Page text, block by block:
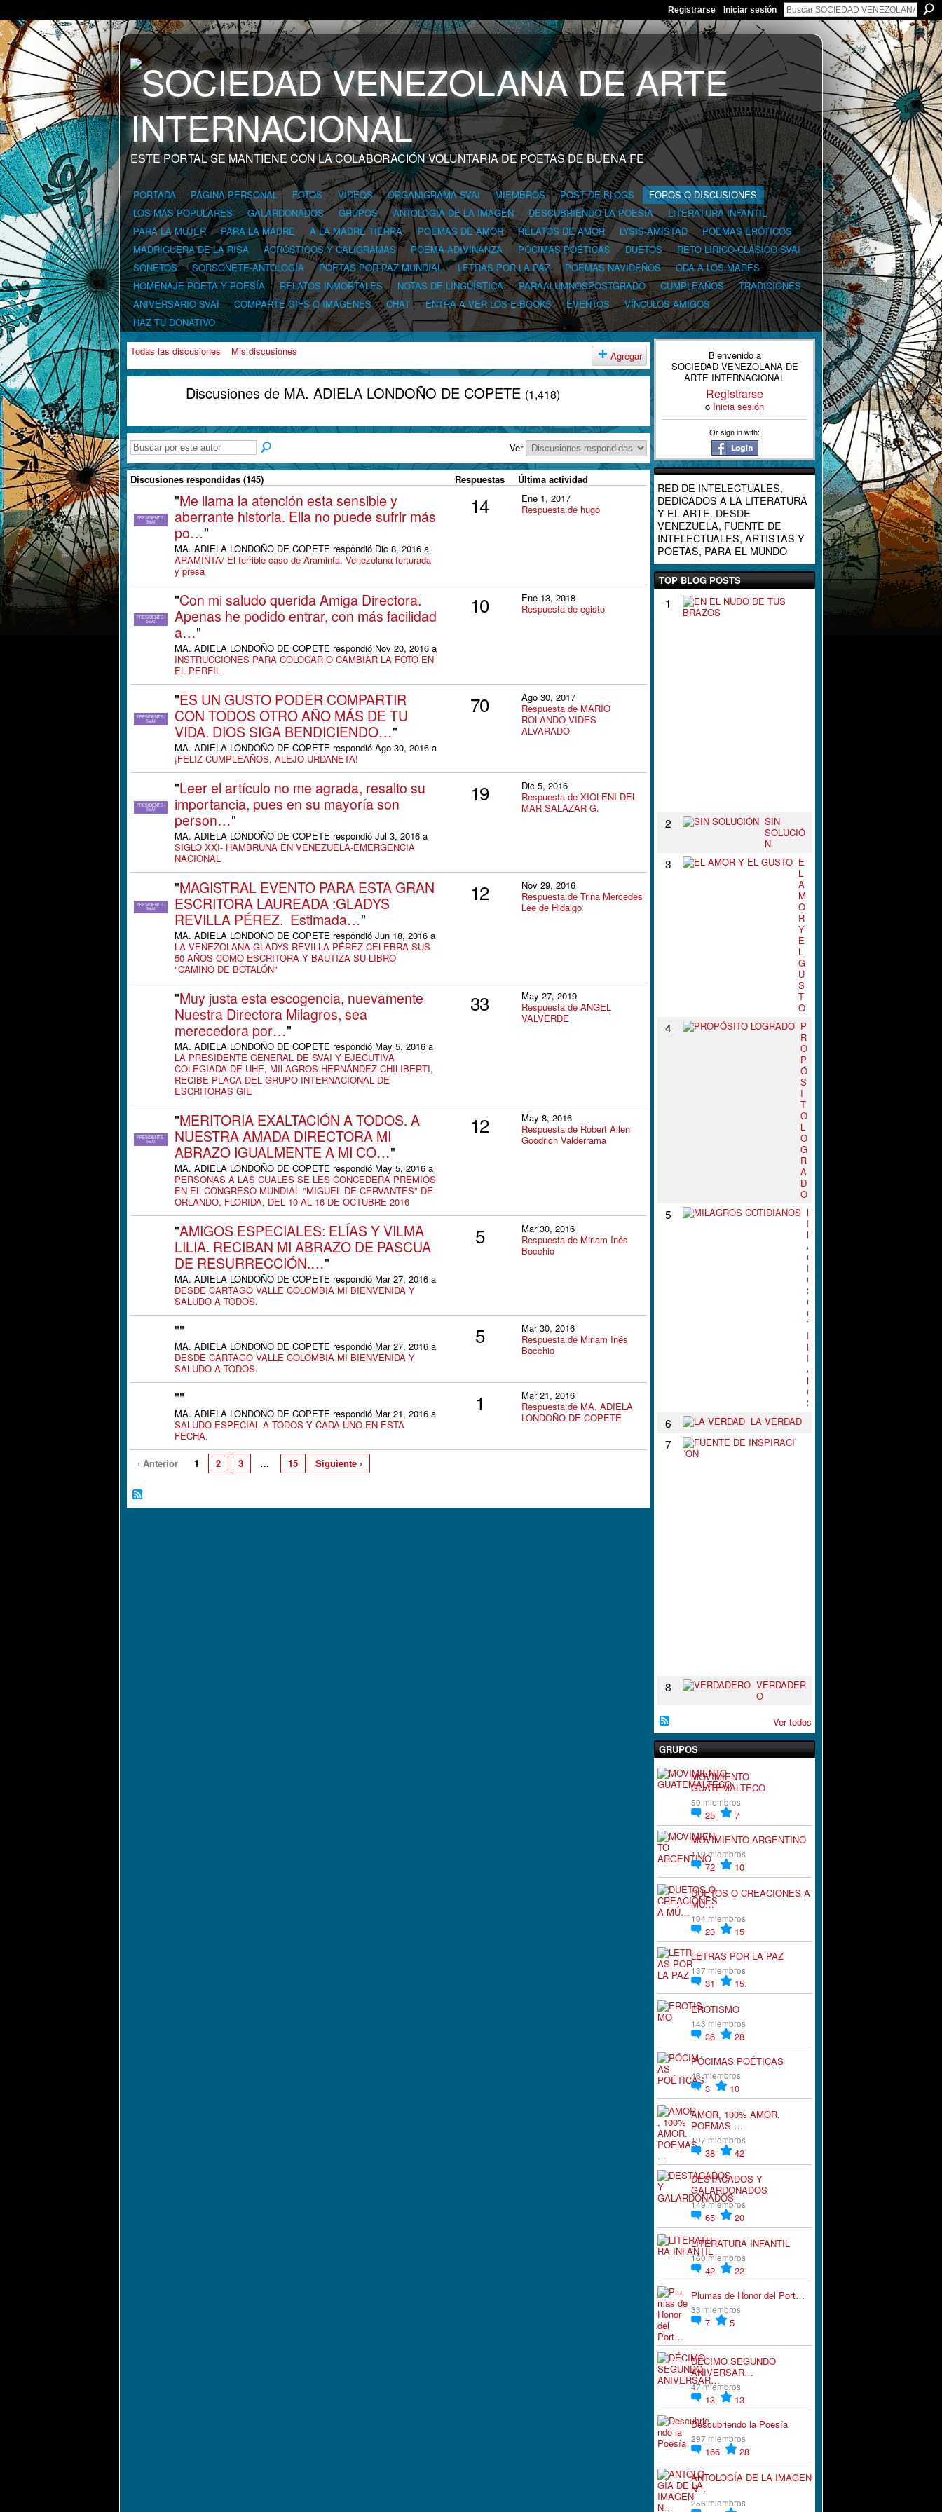
Registrarse Iniciar sesión
ESTE PORTAL SE MANTIENE CON LA COLABORACIÓN VOLUNTARIA DE POETAS DE BUENA FE
PORTADA PÁGINA PERSONAL FOTOS VIDEOS ORGANIGRAMA SVAI MIEMBROS POST DE BLOGS
FOROS O DISCUSIONES
LOS MÁS POPULARES
GALARDONADOS GRUPOS ANTOLOGÍA DE LA IMAGEN DESCUBRIENDO LA POESÍA
LITERATURA INFANTIL
PARA LA MUJER
PARA LA MADRE A LA MADRE TIERRA POEMAS DE AMOR RELATOS DE AMOR LYSIS-AMISTAD
POEMAS ERÓTICOS
MADRIGUERA DE LA RISA
ACRÓSTICOS Y CALIGRAMAS POEMA-ADIVINANZA PÓCIMAS POÉTICAS DUETOS
RETO LÍRICO-CLÁSICO SVAI
SONETOS
SORSONETE-ANTOLOGÍA POETAS POR PAZ MUNDIAL LETRAS POR LA PAZ POEMAS NAVIDEÑOS
ODA A LOS MARES
HOMENAJE POETA Y POESÍA
RELATOS INMORTALES NOTAS DE LINGÜÍSTICA PARAALUMNOSPOSTGRADO CUMPLEAÑOS
TRADICIONES
ANIVERSARIO SVAI
COMPARTE GIFS O IMÁGENES CHAT ENTRA A VER LOS E-BOOKS EVENTOS
VÍNCULOS AMIGOS
HAZ TU DONATIVO
Todas las discusiones Mis discusiones Agregar
Discusiones de MA. ADIELA LONDOÑO DE COPETE (1,418)
Ver
Discusiones respondidas (145) Respuestas Última actividad
PRESIDENTE-
SVAI
"Me llama la atención esta sensible y
aberrante historia. Ella no puede sufrir más
po…"
MA. ADIELA LONDOÑO DE COPETE respondió Dic 8, 2016 a
ARAMINTA/ El terrible caso de Araminta: Venezolana torturada
y presa
14
Ene 1, 2017
Respuesta de hugo
PRESIDENTE-
SVAI
"Con mi saludo querida Amiga Directora.
Apenas he podido entrar, con más facilidad
a…"
MA. ADIELA LONDOÑO DE COPETE respondió Nov 20, 2016 a
INSTRUCCIONES PARA COLOCAR O CAMBIAR LA FOTO EN
EL PERFIL
10
Ene 13, 2018
Respuesta de egisto
PRESIDENTE-
SVAI
"ES UN GUSTO PODER COMPARTIR
CON TODOS OTRO AÑO MÁS DE TU
VIDA. DIOS SIGA BENDICIENDO…"
MA. ADIELA LONDOÑO DE COPETE respondió Ago 30, 2016 a
¡FELIZ CUMPLEAÑOS, ALEJO URDANETA!
70
Ago 30, 2017
Respuesta de MARIO
ROLANDO VIDES
ALVARADO
PRESIDENTE-
SVAI
"Leer el artículo no me agrada, resalto su
importancia, pues en su mayoría son
person…"
MA. ADIELA LONDOÑO DE COPETE respondió Jul 3, 2016 a
SIGLO XXI- HAMBRUNA EN VENEZUELA-EMERGENCIA
NACIONAL
19
Dic 5, 2016
Respuesta de XIOLENI DEL
MAR SALAZAR G.
PRESIDENTE-
SVAI
"MAGISTRAL EVENTO PARA ESTA GRAN
ESCRITORA LAUREADA :GLADYS
REVILLA PÉREZ. Estimada…"
MA. ADIELA LONDOÑO DE COPETE respondió Jun 18, 2016 a
LA VENEZOLANA GLADYS REVILLA PÉREZ CELEBRA SUS
50 AÑOS COMO ESCRITORA Y BAUTIZA SU LIBRO
"CAMINO DE BOTALÓN"
12
Nov 29, 2016
Respuesta de Trina Mercedes
Lee de Hidalgo
"Muy justa esta escogencia, nuevamente
Nuestra Directora Milagros, sea
merecedora por…"
MA. ADIELA LONDOÑO DE COPETE respondió May 5, 2016 a
LA PRESIDENTE GENERAL DE SVAI Y EJECUTIVA
COLEGIADA DE UHE, MILAGROS HERNÁNDEZ CHILIBERTI,
RECIBE PLACA DEL GRUPO INTERNACIONAL DE
ESCRITORAS GIE
33
May 27, 2019
Respuesta de ANGEL
VALVERDE
PRESIDENTE-
SVAI
"MERITORIA EXALTACIÓN A TODOS. A
NUESTRA AMADA DIRECTORA MI
ABRAZO IGUALMENTE A MI CO…"
MA. ADIELA LONDOÑO DE COPETE respondió May 5, 2016 a
PERSONAS A LAS CUALES SE LES CONCEDERÁ PREMIOS
EN EL CONGRESO MUNDIAL "MIGUEL DE CERVANTES" DE
ORLANDO, FLORIDA, DEL 10 AL 16 DE OCTUBRE 2016
12
May 8, 2016
Respuesta de Robert Allen
Goodrich Valderrama
"AMIGOS ESPECIALES: ELÍAS Y VILMA
LILIA. RECIBAN MI ABRAZO DE PASCUA
DE RESURRECCIÓN.…"
MA. ADIELA LONDOÑO DE COPETE respondió Mar 27, 2016 a
DESDE CARTAGO VALLE COLOMBIA MI BIENVENIDA Y
SALUDO A TODOS.
5
Mar 30, 2016
Respuesta de Miriam Inés
Bocchio
""
MA. ADIELA LONDOÑO DE COPETE respondió Mar 27, 2016 a
DESDE CARTAGO VALLE COLOMBIA MI BIENVENIDA Y
SALUDO A TODOS.
5
Mar 30, 2016
Respuesta de Miriam Inés
Bocchio
""
MA. ADIELA LONDOÑO DE COPETE respondió Mar 21, 2016 a
SALUDO ESPECIAL A TODOS Y CADA UNO EN ESTA
FECHA.
1
Mar 21, 2016
Respuesta de MA. ADIELA
LONDOÑO DE COPETE
‹ Anterior 1 2 3 … 15 Siguiente ›
Bienvenido a
SOCIEDAD VENEZOLANA DE
ARTE INTERNACIONAL
Registrarse
o Inicia sesión
Or sign in with:
RED DE INTELECTUALES,
DEDICADOS A LA LITERATURA
Y EL ARTE. DESDE
VENEZUELA, FUENTE DE
INTELECTUALES, ARTISTAS Y
POETAS, PARA EL MUNDO
TOP BLOG POSTS
1
2
SIN
SOLUCIÓ
N
3
E
L
A
M
O
R
Y
E
L
G
U
S
T
O
4
P
R
O
P
Ó
S
I
T
O
L
O
G
R
A
D
O
5
M
I
L
A
G
R
O
S
C
O
T
I
D
I
A
N
O
6 LA VERDAD
7
8
VERDADER
O
Ver todos
GRUPOS
MOVIMIENTO
GUATEMALTECO
50 miembros
25
7
MOVIMIENTO ARGENTINO
119 miembros
72
10
DUETOS O CREACIONES A
MÚ…
104 miembros
23
15
LETRAS POR LA PAZ
137 miembros
31
15
EROTISMO
143 miembros
36
28
PÓCIMAS POÉTICAS
46 miembros
3
10
AMOR, 100% AMOR.
POEMAS …
197 miembros
38
42
DESTACADOS Y
GALARDONADOS
149 miembros
65
20
LITERATURA INFANTIL
160 miembros
42
22
Plumas de Honor del Port…
33 miembros
7 5
DÉCIMO SEGUNDO
ANIVERSAR…
47 miembros
13
13
Descubriendo la Poesía
297 miembros
166
28
ANTOLOGÍA DE LA IMAGEN
N…
256 miembros